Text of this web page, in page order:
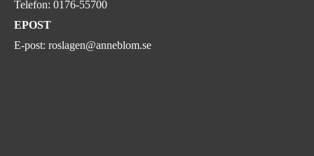
Telefon: 0176-55700
EPOST
E-post: roslagen@anneblom.se